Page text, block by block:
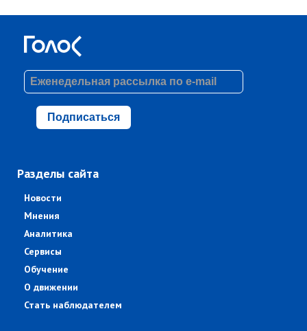
Подписаться
Разделы сайта
Новости
Мнения
Аналитика
Сервисы
Обучение
О движении
Стать наблюдателем